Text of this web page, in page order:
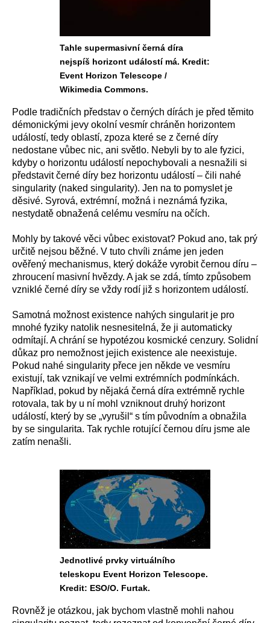
Tahle supermasivní černá díra
nejspíš horizont událostí má. Kredit:
Event Horizon Telescope /
Wikimedia Commons.
Podle tradičních představ o černých dírách je před těmito
démonickými jevy okolní vesmír chráněn horizontem
událostí, tedy oblastí, zpoza které se z černé díry
nedostane vůbec nic, ani světlo. Nebyli by to ale fyzici,
kdyby o horizontu událostí nepochybovali a nesnažili si
představit černé díry bez horizontu událostí – čili nahé
singularity (naked singularity). Jen na to pomyslet je
děsivé. Syrová, extrémní, možná i neznámá fyzika,
nestydatě obnažená celému vesmíru na očích.
Mohly by takové věci vůbec existovat? Pokud ano, tak prý
určitě nejsou běžné. V tuto chvíli známe jen jeden
ověřený mechanismus, který dokáže vyrobit černou díru –
zhroucení masivní hvězdy. A jak se zdá, tímto způsobem
vzniklé černé díry se vždy rodí již s horizontem událostí.
Samotná možnost existence nahých singularit je pro
mnohé fyziky natolik nesnesitelná, že ji automaticky
odmítají. A chrání se hypotézou kosmické cenzury. Solidní
důkaz pro nemožnost jejich existence ale neexistuje.
Pokud nahé singularity přece jen někde ve vesmíru
existují, tak vznikají ve velmi extrémních podmínkách.
Například, pokud by nějaká černá díra extrémně rychle
rotovala, tak by u ní mohl vzniknout druhý horizont
událostí, který by se „vyrušil“ s tím původním a obnažila
by se singularita. Tak rychle rotující černou díru jsme ale
zatím nenašli.
Jednotlivé prvky virtuálního
teleskopu Event Horizon Telescope.
Kredit: ESO/O. Furtak.
Rovněž je otázkou, jak bychom vlastně mohli nahou